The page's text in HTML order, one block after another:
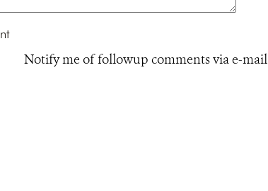
Notify me of followup comments via e-mail